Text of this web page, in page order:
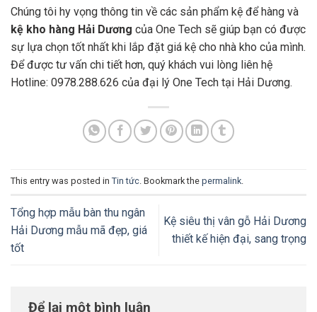
Chúng tôi hy vọng thông tin về các sản phẩm kệ để hàng và
kệ kho hàng Hải Dương của One Tech sẽ giúp bạn có được
sự lựa chọn tốt nhất khi lắp đặt giá kệ cho nhà kho của mình.
Để được tư vấn chi tiết hơn, quý khách vui lòng liên hệ
Hotline: 0978.288.626 của đại lý One Tech tại Hải Dương.
This entry was posted in Tin tức. Bookmark the permalink.
Tổng hợp mẫu bàn thu ngân
Hải Dương mẫu mã đẹp, giá
tốt
Kệ siêu thị vân gỗ Hải Dương
thiết kế hiện đại, sang trọng
Để lại một bình luận